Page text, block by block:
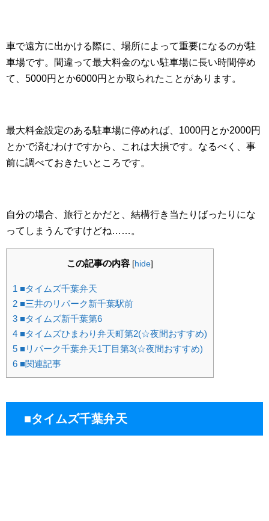
車で遠方に出かける際に、場所によって重要になるのが駐
車場です。間違って最大料金のない駐車場に長い時間停め
て、5000円とか6000円とか取られたことがあります。
最大料金設定のある駐車場に停めれば、1000円とか2000円
とかで済むわけですから、これは大損です。なるべく、事
前に調べておきたいところです。
自分の場合、旅行とかだと、結構行き当たりばったりにな
ってしまうんですけどね……。
この記事の内容 [hide]
1 ■タイムズ千葉弁天
2 ■三井のリパーク新千葉駅前
3 ■タイムズ新千葉第6
4 ■タイムズひまわり弁天町第2(☆夜間おすすめ)
5 ■リパーク千葉弁天1丁目第3(☆夜間おすすめ)
6 ■関連記事
■タイムズ千葉弁天